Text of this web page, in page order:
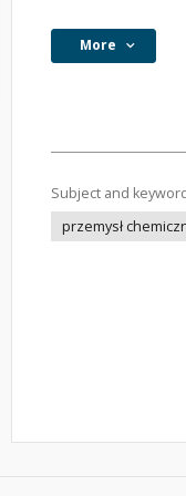
More
Subject and
przemysł